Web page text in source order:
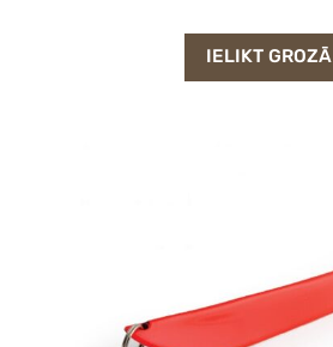
IELIKT GROZĀ